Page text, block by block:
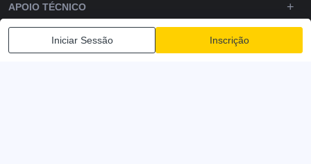
Iniciar Sessão Inscrição
APOIO TÉCNICO
DOWNLOADS
SIGA-NOS